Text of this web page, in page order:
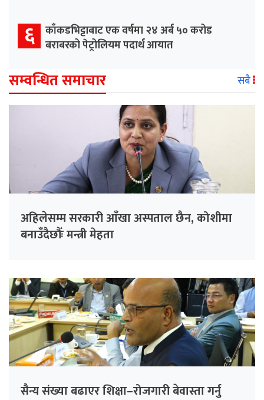
६ काँकडभिट्टाबाट एक वर्षमा २४ अर्ब ५० करोड
बराबरको पेट्रोलियम पदार्थ आयात
सम्वन्धित समाचार सबै
अहिलेसम्म सरकारी आँखा अस्पताल छैन, कोशीमा
बनाउँदैछौँः मन्त्री मेहता
सैन्य संख्या बढाएर शिक्षा–रोजगारी बेवास्ता गर्नु